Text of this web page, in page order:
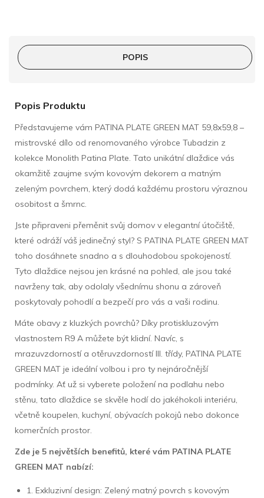
POPIS
Popis Produktu
Představujeme vám PATINA PLATE GREEN MAT 59,8x59,8 –
mistrovské dílo od renomovaného výrobce Tubadzin z
kolekce Monolith Patina Plate. Tato unikátní dlaždice vás
okamžitě zaujme svým kovovým dekorem a matným
zeleným povrchem, který dodá každému prostoru výraznou
osobitost a šmrnc.
Jste připraveni přeměnit svůj domov v elegantní útočiště,
které odráží váš jedinečný styl? S PATINA PLATE GREEN MAT
toho dosáhnete snadno a s dlouhodobou spokojeností.
Tyto dlaždice nejsou jen krásné na pohled, ale jsou také
navrženy tak, aby odolaly všednímu shonu a zároveň
poskytovaly pohodlí a bezpečí pro vás a vaši rodinu.
Máte obavy z kluzkých povrchů? Díky protiskluzovým
vlastnostem R9 A můžete být klidní. Navíc, s
mrazuvzdorností a otěruvzdorností III. třídy, PATINA PLATE
GREEN MAT je ideální volbou i pro ty nejnáročnější
podmínky. Ať už si vyberete položení na podlahu nebo
stěnu, tato dlaždice se skvěle hodí do jakéhokoli interiéru,
včetně koupelen, kuchyní, obývacích pokojů nebo dokonce
komerčních prostor.
Zde je 5 největších benefitů, které vám PATINA PLATE
GREEN MAT nabízí:
1. Exkluzivní design: Zelený matný povrch s kovovým